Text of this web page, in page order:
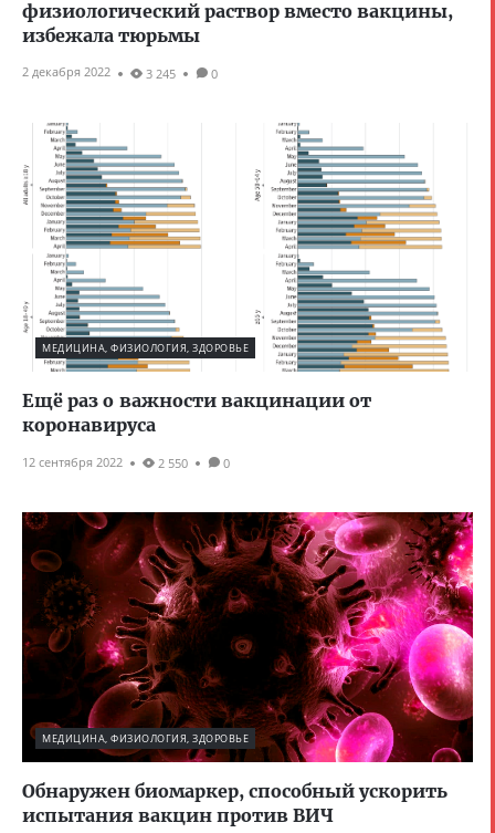
физиологический раствор вместо вакцины,
избежала тюрьмы
2 декабря 2022 3 245 0
МЕДИЦИНА, ФИЗИОЛОГИЯ, ЗДОРОВЬЕ
Ещё раз о важности вакцинации от
коронавируса
12 сентября 2022 2 550 0
МЕДИЦИНА, ФИЗИОЛОГИЯ, ЗДОРОВЬЕ
Обнаружен биомаркер, способный ускорить
испытания вакцин против ВИЧ